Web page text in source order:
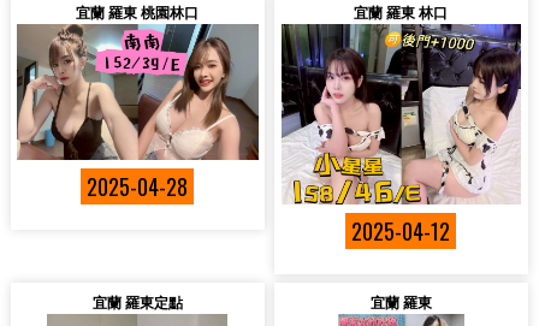
宜蘭 羅東 桃園林口
2025-04-28
宜蘭 羅東 林口
2025-04-12
宜蘭 羅東定點 宜蘭 羅東